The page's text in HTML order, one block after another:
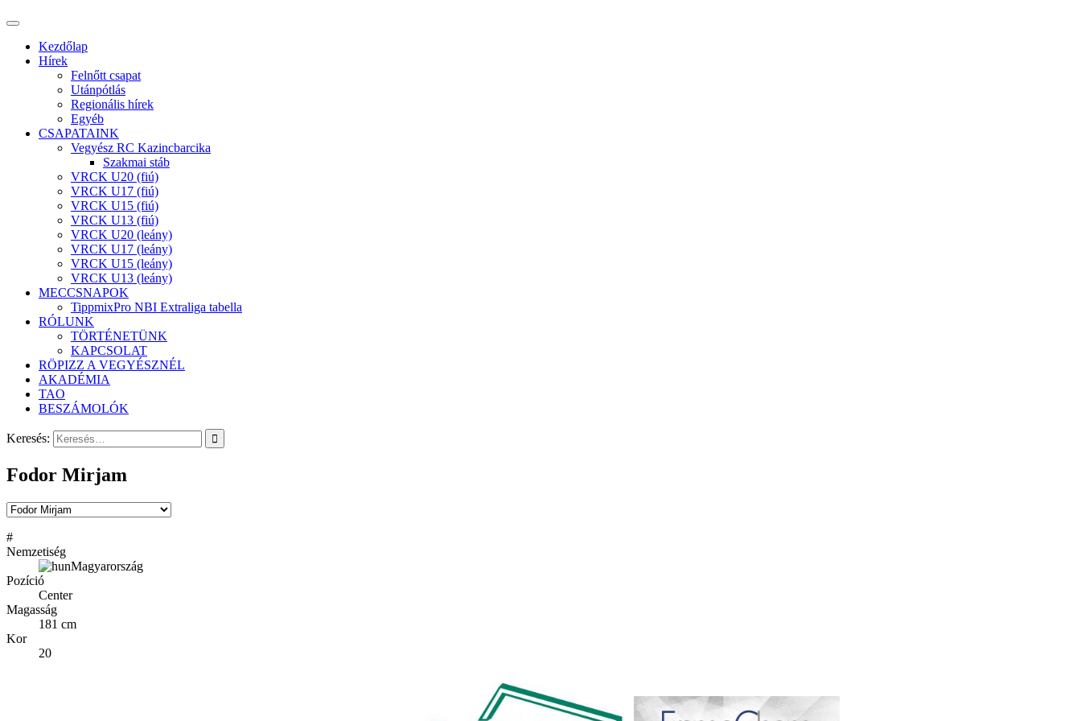
Kezdőlap
Hírek
Felnőtt csapat
Utánpótlás
Regionális hírek
Egyéb
CSAPATAINK
Vegyész RC Kazincbarcika
Szakmai stáb
VRCK U20 (fiú)
VRCK U17 (fiú)
VRCK U15 (fiú)
VRCK U13 (fiú)
VRCK U20 (leány)
VRCK U17 (leány)
VRCK U15 (leány)
VRCK U13 (leány)
MECCSNAPOK
TippmixPro NBI Extraliga tabella
RÓLUNK
TÖRTÉNETÜNK
KAPCSOLAT
RÖPIZZ A VEGYÉSZNÉL
AKADÉMIA
TAO
BESZÁMOLÓK
Keresés:
Fodor Mirjam
#
Nemzetiség
Magyarország
Pozíció
Center
Magasság
181 cm
Kor
20